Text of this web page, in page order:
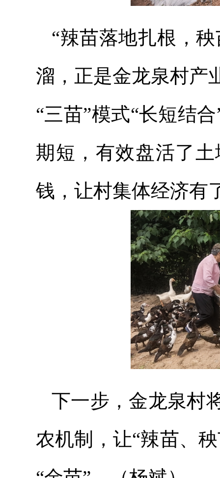
“辣苗落地扎根，
溜，正是金龙泉村产
“三苗”模式“长短结
期短，有效盘活了
钱，让村集体经济有
下一步，金龙泉村
农机制，让“辣苗、